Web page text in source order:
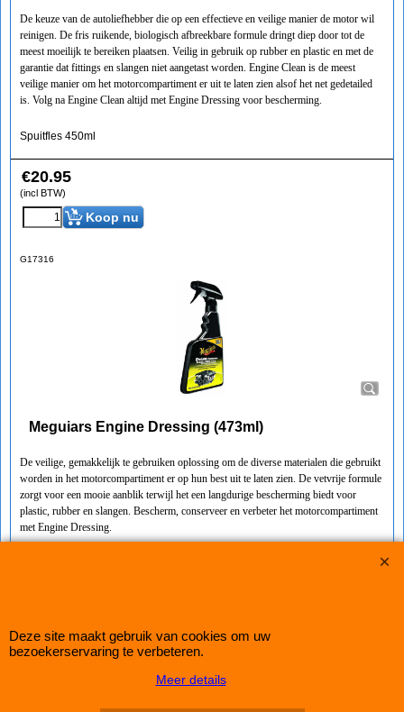
De keuze van de autoliefhebber die op een effectieve en veilige manier de motor wil
reinigen. De fris ruikende, biologisch afbreekbare formule dringt diep door tot de
meest moeilijk te bereiken plaatsen. Veilig in gebruik op rubber en plastic en met de
garantie dat fittings en slangen niet aangetast worden. Engine Clean is de meest
veilige manier om het motorcompartiment er uit te laten zien alsof het net gedetailed
is. Volg na Engine Clean altijd met Engine Dressing voor bescherming.
Spuitfles 450ml
€20.95
(incl BTW)
Koop nu
G17316
Meguiars Engine Dressing (473ml)
De veilige, gemakkelijk te gebruiken oplossing om de diverse materialen die gebruikt
worden in het motorcompartiment er op hun best uit te laten zien. De vetvrije formule
zorgt voor een mooie aanblik terwijl het een langdurige bescherming biedt voor
plastic, rubber en slangen. Bescherm, conserveer en verbeter het motorcompartiment
met Engine Dressing.
software.
Deze site maakt gebruik van cookies om uw
bezoekerservaring te verbeteren.
Meer details